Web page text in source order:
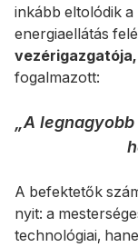
inkább eltolódik a
energiaellátás
fogalmazott:
„A
A befektetők
nyit: a
technológiai,